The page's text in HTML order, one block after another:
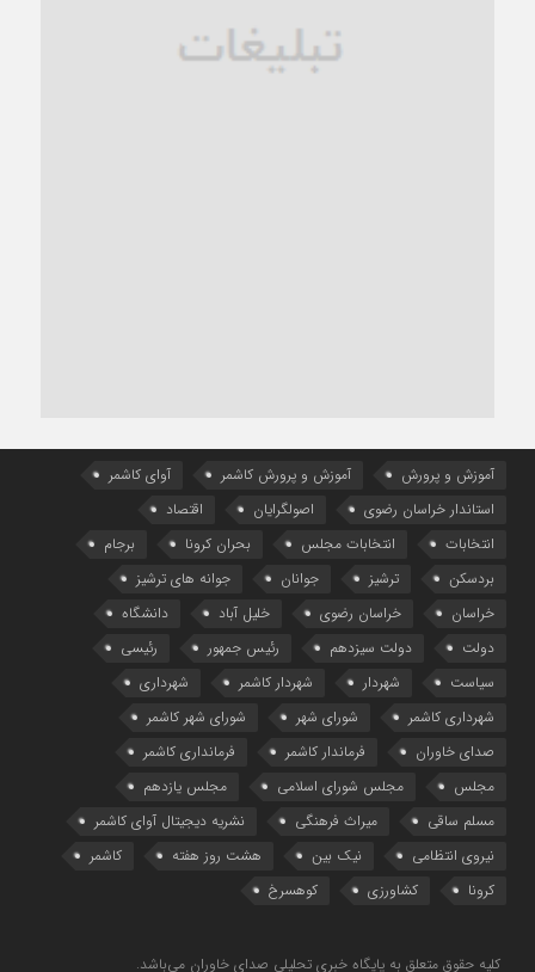
آموزش و پرورش آموزش و پرورش کاشمر
آوای کاشمر
استاندار خراسان رضوی
اصولگرایان
اقتصاد
انتخابات
انتخابات مجلس بحران کرونا
برجام
بردسکن
ترشیز جوانان
جوانه های ترشیز
خراسان
خراسان رضوی خلیل آباد
دانشگاه
دولت
دولت سیزدهم رئیس جمهور
رئیسی
سیاست
شهردار شهردار کاشمر
شهرداری
شهرداری کاشمر
شورای شهر
شورای شهر کاشمر
صدای خاوران
فرماندار کاشمر
فرمانداری کاشمر
مجلس
مجلس شورای اسلامی
مجلس یازدهم
مسلم ساقی
میراث فرهنگی
نشریه دیجیتال آوای کاشمر
نیروی انتظامی
نیک بین هشت روز هفته
کاشمر
کرونا
کشاورزی کوهسرخ
کلیه حقوق متعلق به پایگاه خبری تحلیلی صدای خاوران می‌باشد.